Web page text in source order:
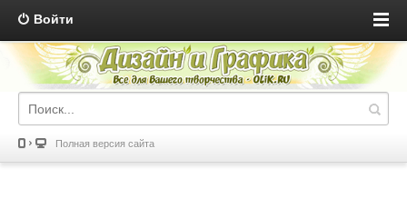
Войти
Полная версия сайта